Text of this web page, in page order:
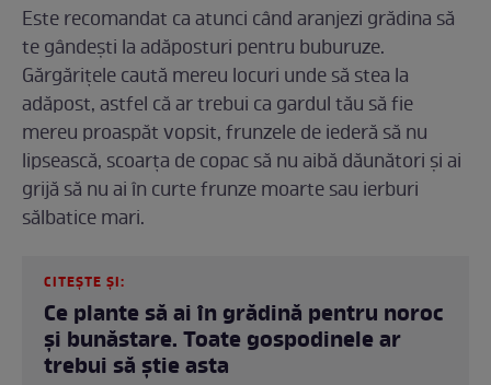
Este recomandat ca atunci când aranjezi grădina să
te gândești la adăposturi pentru buburuze.
Gărgărițele caută mereu locuri unde să stea la
adăpost, astfel că ar trebui ca gardul tău să fie
mereu proaspăt vopsit, frunzele de iederă să nu
lipsească, scoarța de copac să nu aibă dăunători și ai
grijă să nu ai în curte frunze moarte sau ierburi
sălbatice mari.
CITEȘTE ȘI:
Ce plante să ai în grădină pentru noroc
și bunăstare. Toate gospodinele ar
trebui să știe asta